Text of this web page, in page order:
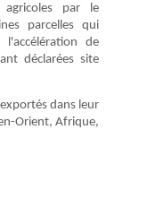
agricoles par le
parcelles qui
de
déclarées site
dans leur
Orient, Afrique,